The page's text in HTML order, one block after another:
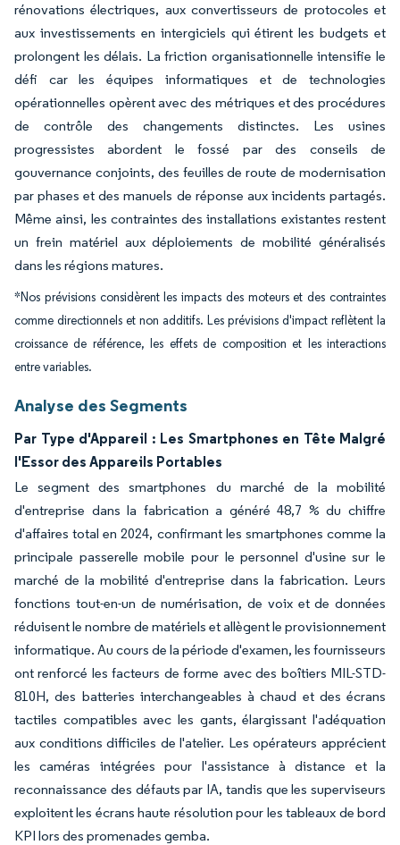
rénovations électriques, aux convertisseurs de protocoles et
aux investissements en intergiciels qui étirent les budgets et
prolongent les délais. La friction organisationnelle intensifie le
défi car les équipes informatiques et de technologies
opérationnelles opèrent avec des métriques et des procédures
de contrôle des changements distinctes. Les usines
progressistes abordent le fossé par des conseils de
gouvernance conjoints, des feuilles de route de modernisation
par phases et des manuels de réponse aux incidents partagés.
Même ainsi, les contraintes des installations existantes restent
un frein matériel aux déploiements de mobilité généralisés
dans les régions matures.
*Nos prévisions considèrent les impacts des moteurs et des contraintes
comme directionnels et non additifs. Les prévisions d'impact reflètent la
croissance de référence, les effets de composition et les interactions
entre variables.
Analyse des Segments
Par Type d'Appareil : Les Smartphones en Tête Malgré
l'Essor des Appareils Portables
Le segment des smartphones du marché de la mobilité
d'entreprise dans la fabrication a généré 48,7 % du chiffre
d'affaires total en 2024, confirmant les smartphones comme la
principale passerelle mobile pour le personnel d'usine sur le
marché de la mobilité d'entreprise dans la fabrication. Leurs
fonctions tout-en-un de numérisation, de voix et de données
réduisent le nombre de matériels et allègent le provisionnement
informatique. Au cours de la période d'examen, les fournisseurs
ont renforcé les facteurs de forme avec des boîtiers MIL-STD-
810H, des batteries interchangeables à chaud et des écrans
tactiles compatibles avec les gants, élargissant l'adéquation
aux conditions difficiles de l'atelier. Les opérateurs apprécient
les caméras intégrées pour l'assistance à distance et la
reconnaissance des défauts par IA, tandis que les superviseurs
exploitent les écrans haute résolution pour les tableaux de bord
KPI lors des promenades gemba.